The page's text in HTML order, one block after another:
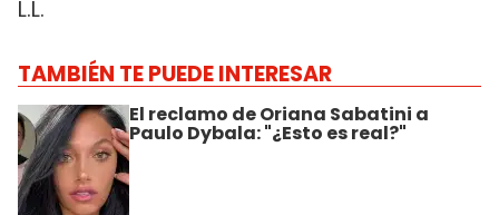
L.L.
TAMBIÉN TE PUEDE INTERESAR
El reclamo de Oriana Sabatini a
Paulo Dybala: "¿Esto es real?"